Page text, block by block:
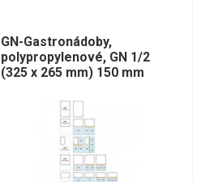
GN-Gastronádoby,
polypropylenové, GN 1/2
(325 x 265 mm) 150 mm